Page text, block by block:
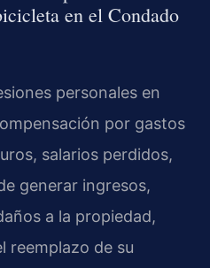
en el Condado
personales en
por gastos
salarios perdidos,
generar ingresos,
a la propiedad,
reemplazo de su